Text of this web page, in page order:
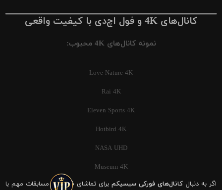
کانال‌های 4K و فول اچ‌دی با کیفیت واقعی
نمونه کانال‌های 4K محبوب:
Love Nature 4K
Rai 4K
Eleven Sports 4K
Hotbird 4K
NASA UHD
Museum 4K
اگر به دنبال کانال‌های فورکی سیسیکمبرای تماشای فوتبال و مسابقات مهم با